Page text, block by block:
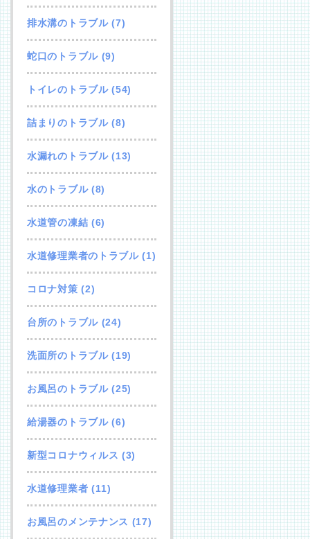
排水溝のトラブル(7)
蛇口のトラブル(9)
トイレのトラブル(54)
詰まりのトラブル(8)
水漏れのトラブル(13)
水のトラブル(8)
水道管の凍結 (6)
水道修理業者のトラブル(1)
コロナ対策 (2)
台所のトラブル(24)
洗面所のトラブル(19)
お風呂のトラブル(25)
給湯器のトラブル(6)
新型コロナウィルス (3)
水道修理業者 (11)
お風呂のメンテナンス (17)